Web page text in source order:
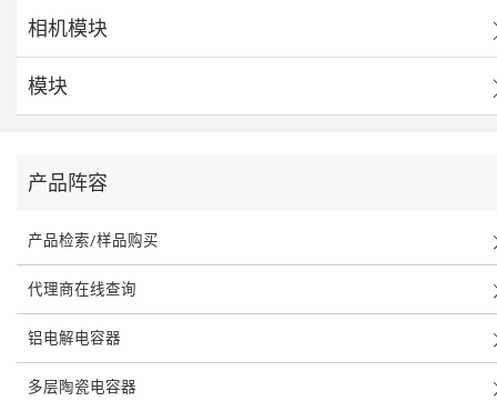
相机模块
模块
产品阵容
产品检索/样品购买
代理商在线查询
铝电解电容器
多层陶瓷电容器